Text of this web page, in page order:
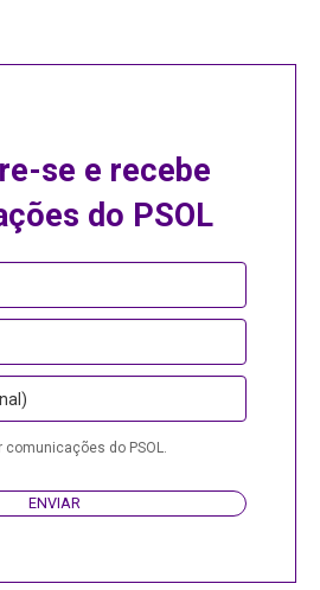
se e recebe
do PSOL
do PSOL.
ENVIAR